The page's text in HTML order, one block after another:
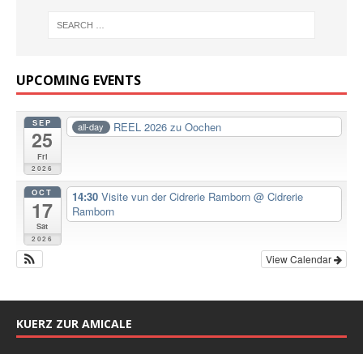
UPCOMING EVENTS
SEP
25
Fri
2026
all-day REEL 2026 zu Oochen
OCT
17
Sat
2026
14:30 Visite vun der Cidrerie Ramborn @ Cidrerie
Ramborn
View Calendar
KUERZ ZUR AMICALE